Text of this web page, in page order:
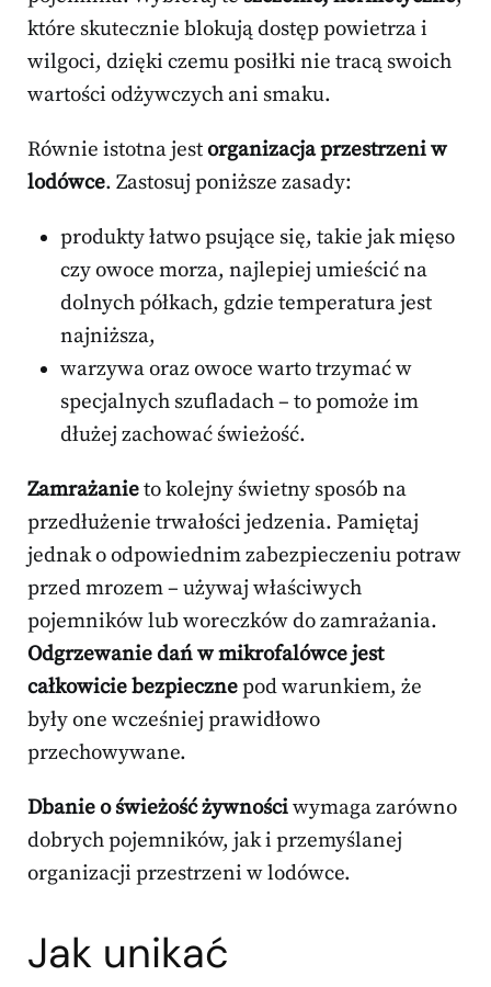
które skutecznie blokują dostęp powietrza i
wilgoci, dzięki czemu posiłki nie tracą swoich
wartości odżywczych ani smaku.
Równie istotna jestorganizacja przestrzeni w
lodówce. Zastosuj poniższe zasady:
produkty łatwo psujące się, takie jak mięso
czy owoce morza, najlepiej umieścić na
dolnych półkach, gdzie temperatura jest
najniższa,
warzywa oraz owoce warto trzymać w
specjalnych szufladach – to pomoże im
dłużej zachować świeżość.
Zamrażanieto kolejny świetny sposób na
przedłużenie trwałości jedzenia. Pamiętaj
jednak o odpowiednim zabezpieczeniu potraw
przed mrozem – używaj właściwych
pojemników lub woreczków do zamrażania.
Odgrzewanie dań w mikrofalówce jest
całkowicie bezpiecznepod warunkiem, że
były one wcześniej prawidłowo
przechowywane.
Dbanie o świeżość żywnościwymaga zarówno
dobrych pojemników, jak i przemyślanej
organizacji przestrzeni w lodówce.
Jak unikać